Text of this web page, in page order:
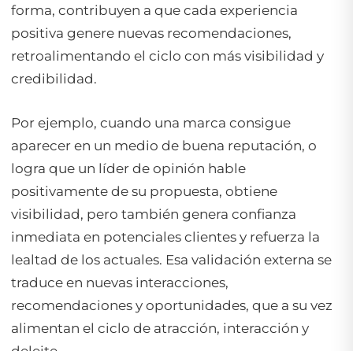
forma, contribuyen a que cada experiencia
positiva genere nuevas recomendaciones,
retroalimentando el ciclo con más visibilidad y
credibilidad.
Por ejemplo, cuando una marca consigue
aparecer en un medio de buena reputación, o
logra que un líder de opinión hable
positivamente de su propuesta, obtiene
visibilidad, pero también genera confianza
inmediata en potenciales clientes y refuerza la
lealtad de los actuales. Esa validación externa se
traduce en nuevas interacciones,
recomendaciones y oportunidades, que a su vez
alimentan el ciclo de atracción, interacción y